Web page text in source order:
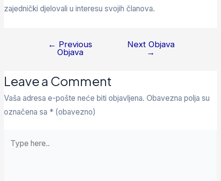
zajednički djelovali u interesu svojih članova.
← Previous
Objava
Next Objava
→
Leave a Comment
Vaša adresa e-pošte neće biti objavljena. Obavezna polja su
označena sa * (obavezno)